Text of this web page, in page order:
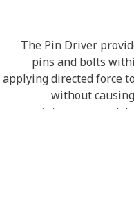
The Pin Driver
pins and bolts
applying directed
without
maintenance
reducing the effort
The tool helps
components